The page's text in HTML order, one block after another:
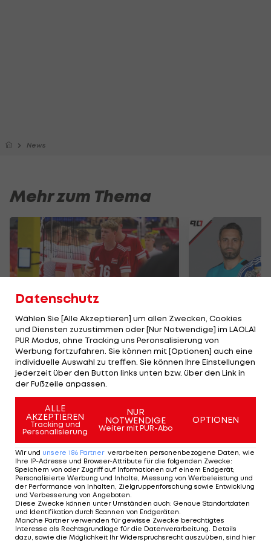
News
Mehr zum Thema
Karrieresprung! ÖVV-
Teamspieler wechselt
in Topliga
Sport-Mix
Die
Tormänner
Geschichte
Fußball
TEILEN
KOMMENTARE
Datenschutz
Wählen Sie [Alle Akzeptieren] um allen Zwecken, Cookies
und Diensten zuzustimmen oder [Nur Notwendige] im LAOLA1
PUR Modus, ohne Tracking uns Peronsalisierung von
Werbung fortzufahren. Sie können mit [Optionen] auch eine
individuelle Auswahl zu treffen. Sie können Ihre Einstellungen
jederzeit über den Button links unten bzw. über den Link in
der Fußzeile anpassen.
ALLE
AKZEPTIEREN
Tracking und
Personalisierung
NUR
NOTWENDIGE
Weiter mit PUR-Abo
OPTIONEN
Wir und unsere 186 Partner verarbeiten personenbezogene Daten, wie
Ihre IP-Adresse und Browser-Attribute für die folgenden Zwecke:
Speichern von oder Zugriff auf Informationen auf einem Endgerät;
Personalisierte Werbung und Inhalte, Messung von Werbeleistung und
der Performance von Inhalten, Zielgruppenforschung sowie Entwicklung
und Verbesserung von Angeboten.
Diese Zwecke können unter Umständen auch: Genaue Standortdaten
und Identifikation durch Scannen von Endgeräten.
Manche Partner verwenden für gewisse Zwecke berechtigtes
Interesse als Rechtsgrundlage für die Datenverarbeitung. Details
dazu, sowie die Möglichkeit Ihr Widerspruchsrecht auszuüben, sind hier